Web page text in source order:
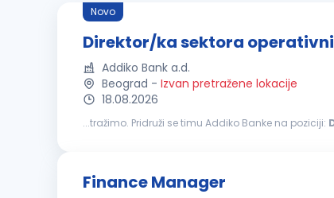
Novo
Direktor/ka sektora
Addiko Bank a.d.
Beograd - Izvan pretražene lokacije
18.08.2026
...tražimo. Pridruži se timu Addiko Banke na poziciji:
Finance Manager